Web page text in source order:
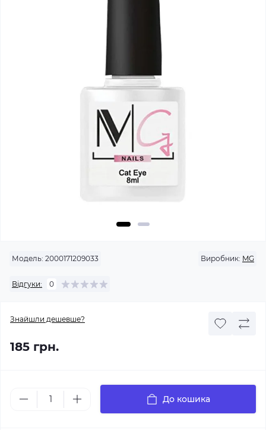
Модель: 2000171209033 Виробник: MG
Відгуки: 0
Знайшли дешевше?
185 грн.
До кошика